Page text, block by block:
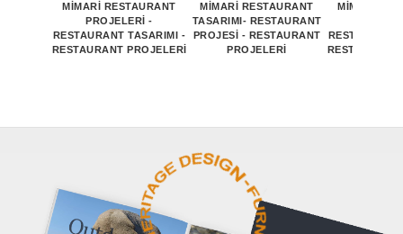
MİMARİ RESTAURANT
PROJELERİ -
RESTAURANT TASARIMI -
RESTAURANT PROJELERİ
MİMARİ RESTAURANT
TASARIMI- RESTAURANT
PROJESİ - RESTAURANT
PROJELERİ
MİMARİ
RESTAURANT